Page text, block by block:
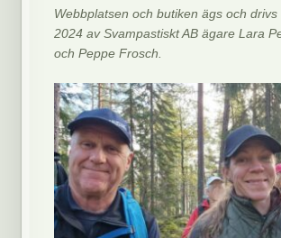
Webbplatsen och butiken ägs och
2024 av Svampastiskt AB ägare Lara
och Peppe Frosch.